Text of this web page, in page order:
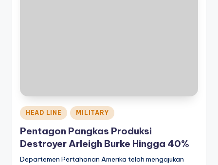
Posted
in
HEAD LINE MILITARY
Pentagon Pangkas Produksi
Destroyer Arleigh Burke Hingga 40%
Departemen Pertahanan Amerika telah mengajukan